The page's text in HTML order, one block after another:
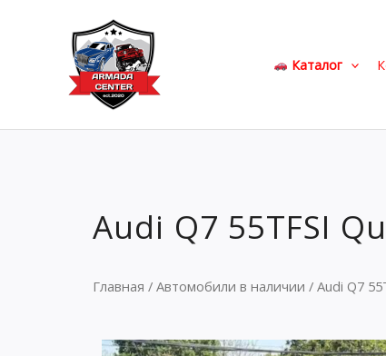
содержимому
Каталог
Audi Q7 55TFSI
Главная / Автомобили в наличии / Audi Q7